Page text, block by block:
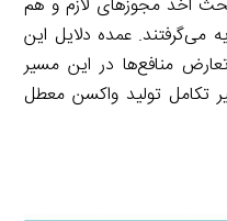
می‌گرفتند. عمده دلایل این
منافع‌ها در این مسیر
تکامل تولید واکسن معطل